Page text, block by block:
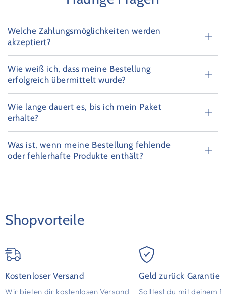
Welche Zahlungsmöglichkeiten werden
akzeptiert?
Wie weiß ich, dass meine Bestellung
erfolgreich übermittelt wurde?
Wie lange dauert es, bis ich mein Paket
erhalte?
Was ist, wenn meine Bestellung fehlende
oder fehlerhafte Produkte enthält?
Shopvorteile
Kostenloser Versand
Wir bieten dir kostenlosen Versand
Geld zurück Garantie
Solltest du mit deinem